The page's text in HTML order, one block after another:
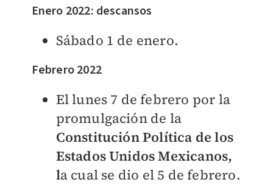
Enero 2022: descansos
Sábado 1 de enero.
Febrero 2022
El lunes 7 de febrero por la
promulgación de la
Constitución Política de los
Estados Unidos Mexicanos,
la cual se dio el 5 de febrero.